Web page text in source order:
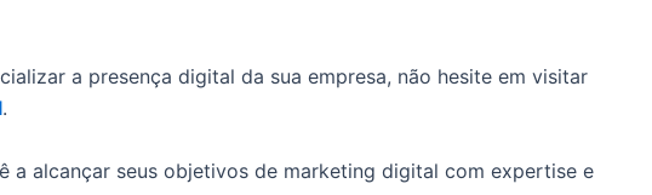
a presença digital da sua empresa, não hesite em visitar
.
a alcançar seus objetivos de marketing digital com expertise e